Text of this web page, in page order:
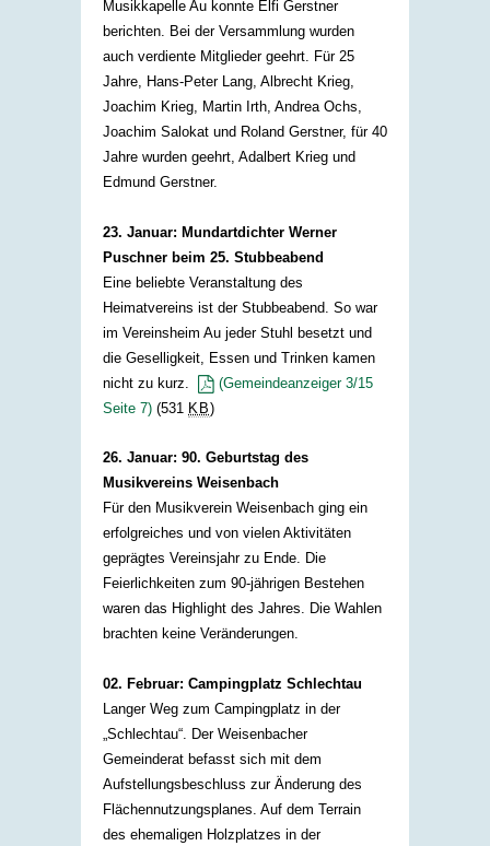
Musikkapelle Au konnte Elfi Gerstner
berichten. Bei der Versammlung wurden
auch verdiente Mitglieder geehrt. Für 25
Jahre, Hans-Peter Lang, Albrecht Krieg,
Joachim Krieg, Martin Irth, Andrea Ochs,
Joachim Salokat und Roland Gerstner, für 40
Jahre wurden geehrt, Adalbert Krieg und
Edmund Gerstner.
23. Januar: Mundartdichter Werner
Puschner beim 25. Stubbeabend
Eine beliebte Veranstaltung des
Heimatvereins ist der Stubbeabend. So war
im Vereinsheim Au jeder Stuhl besetzt und
die Geselligkeit, Essen und Trinken kamen
nicht zu kurz.
(Gemeindeanzeiger 3/15
Seite 7) (531 KB)​
26. Januar: 90. Geburtstag des
Musikvereins Weisenbach
Für den Musikverein Weisenbach ging ein
erfolgreiches und von vielen Aktivitäten
geprägtes Vereinsjahr zu Ende. Die
Feierlichkeiten zum 90-jährigen Bestehen
waren das Highlight des Jahres. Die Wahlen
brachten keine Veränderungen.​
02. Februar: Campingplatz Schlechtau
Langer Weg zum Campingplatz in der
„Schlechtau“. Der Weisenbacher
Gemeinderat befasst sich mit dem
Aufstellungsbeschluss zur Änderung des
Flächennutzungsplanes. Auf dem Terrain
des ehemaligen Holzplatzes in der